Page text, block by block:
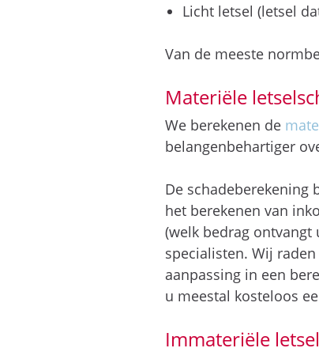
Licht letsel (letsel
Van de meeste
Materiële
We berekenen de
belangenbehartiger
De schadeberekening
het berekenen van
(welk bedrag ontvangt
specialisten. Wij
aanpassing in een
u meestal kosteloos
Immateriële